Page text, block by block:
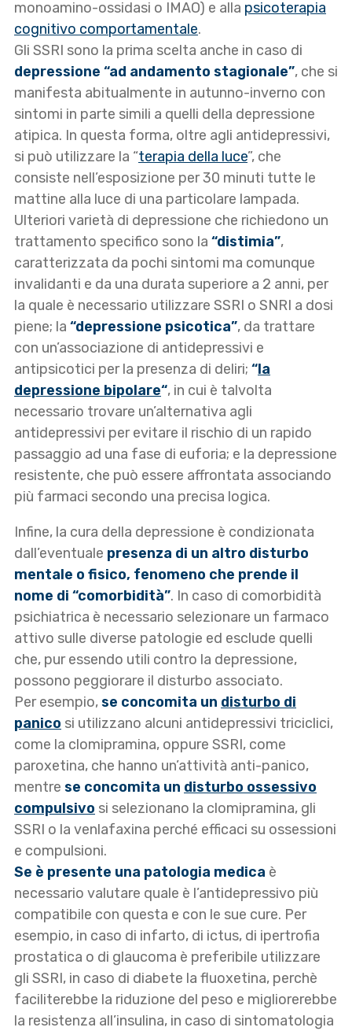
monoamino-ossidasi o IMAO) e alla psicoterapia
cognitivo comportamentale.
Gli SSRI sono la prima scelta anche in caso di
depressione “ad andamento stagionale”, che si
manifesta abitualmente in autunno-inverno con
sintomi in parte simili a quelli della depressione
atipica. In questa forma, oltre agli antidepressivi,
si può utilizzare la “terapia della luce”, che
consiste nell’esposizione per 30 minuti tutte le
mattine alla luce di una particolare lampada.
Ulteriori varietà di depressione che richiedono un
trattamento specifico sono la “distimia”,
caratterizzata da pochi sintomi ma comunque
invalidanti e da una durata superiore a 2 anni, per
la quale è necessario utilizzare SSRI o SNRI a dosi
piene; la “depressione psicotica”, da trattare
con un’associazione di antidepressivi e
antipsicotici per la presenza di deliri; “la
depressione bipolare“, in cui è talvolta
necessario trovare un’alternativa agli
antidepressivi per evitare il rischio di un rapido
passaggio ad una fase di euforia; e la depressione
resistente, che può essere affrontata associando
più farmaci secondo una precisa logica.
Infine, la cura della depressione è condizionata
dall’eventuale presenza di un altro disturbo
mentale o fisico, fenomeno che prende il
nome di “comorbidità”. In caso di comorbidità
psichiatrica è necessario selezionare un farmaco
attivo sulle diverse patologie ed esclude quelli
che, pur essendo utili contro la depressione,
possono peggiorare il disturbo associato.
Per esempio,se concomita un disturbo di
panico si utilizzano alcuni antidepressivi triciclici,
come la clomipramina, oppure SSRI, come
paroxetina, che hanno un’attività anti-panico,
mentre se concomita un disturbo ossessivo
compulsivo si selezionano la clomipramina, gli
SSRI o la venlafaxina perché efficaci su ossessioni
e compulsioni.
Se è presente una patologia medica è
necessario valutare quale è l’antidepressivo più
compatibile con questa e con le sue cure. Per
esempio, in caso di infarto, di ictus, di ipertrofia
prostatica o di glaucoma è preferibile utilizzare
gli SSRI, in caso di diabete la fluoxetina, perchè
faciliterebbe la riduzione del peso e migliorerebbe
la resistenza all’insulina, in caso di sintomatologia